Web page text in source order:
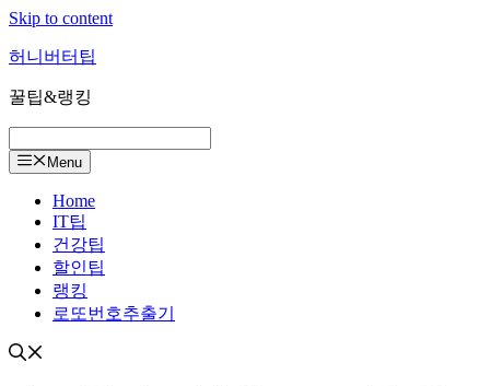
Skip to content
허니버터팁
꿀팁&랭킹
Menu
Home
IT팁
건강팁
할인팁
랭킹
로또번호추출기